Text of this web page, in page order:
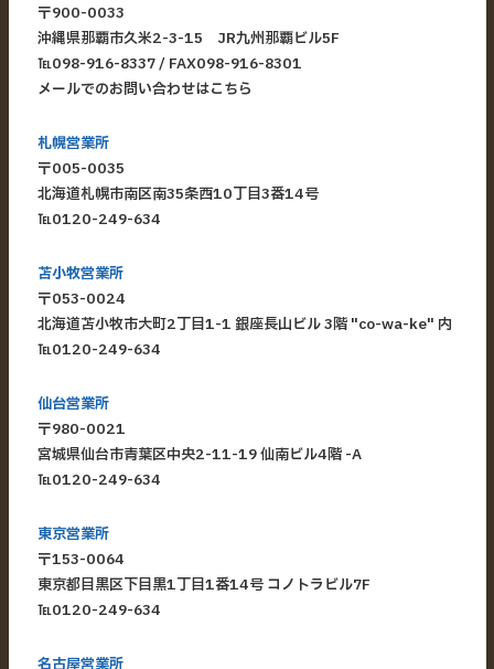
〒900-0033
​沖縄県那覇市久米2-3-15 JR九州那覇ビル5F
​℡098-916-8337/ FAX098-916-8301
メールでのお問い合わせはこちら
札幌営業所
〒005-0035
北海道札幌市南区南35条西10丁目3番14号
℡0120-249-634
苫小牧営業所
〒053-0024
北海道苫小牧市大町2丁目1-1 銀座長山ビル 3階 "co-wa-ke" 内
℡0120-249-634
仙台営業所
〒980-0021
宮城県仙台市青葉区中央2-11-19 仙南ビル4階 -A
℡0120-249-634
東京営業所
〒153-0064
東京都目黒区下目黒1丁目1番14号 コノトラビル7F
℡0120-249-634
名古屋営業所